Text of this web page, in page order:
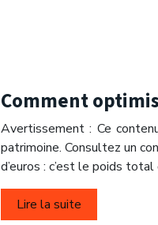
Comment
Avertissement : Ce
patrimoine. Consultez un
d’euros : c’est le poids total
Lire la suite